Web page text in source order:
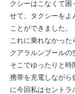
クシーはこなくて困
せて、タクシーをよ
ことができました。
これに乗れなかった
クアラルンプールの
そこでゆったりと時
携帯を充電しながら
に今回私はセント